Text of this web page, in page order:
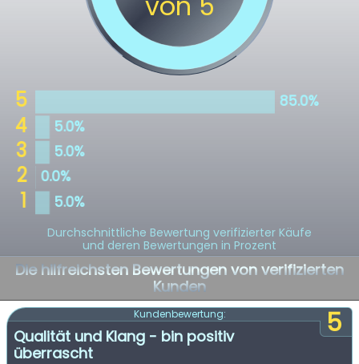
Durchschnittliche Bewertung verifizierter Käufe
und deren Bewertungen in Prozent
Die hilfreichsten Bewertungen von verifizierten
Kunden
5
Kundenbewertung:
Qualität und Klang - bin positiv
überrascht